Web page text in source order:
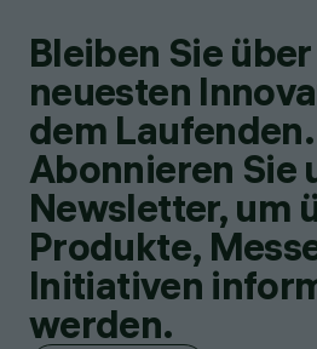
Bleiben Sie
neuesten
dem Laufenden.
Abonnieren Sie
Newsletter, um
Produkte,
Initiativen
werden.